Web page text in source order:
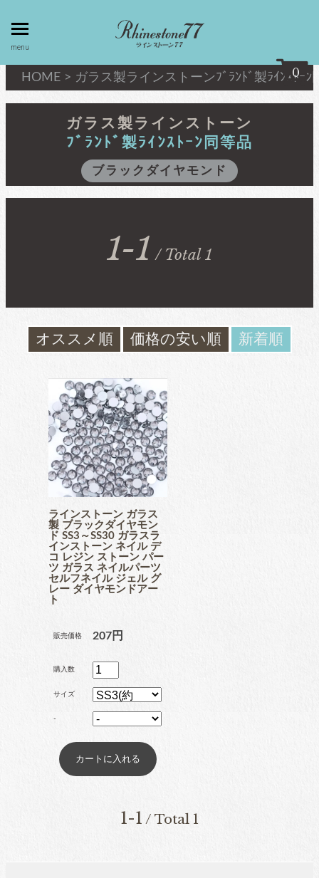
toggle
menu
menu
0
my page
マイページ
privacy
policy
個人情報取
扱
contact
blog
ブログ
linestone ラインストーン
キシリウスカット
最高級品質ﾗｲﾝｽﾄｰﾝ
ガラスラインストーン
ﾌﾞﾗﾝﾄﾞ製ﾗｲﾝｽﾄｰﾝ同等品
チャトン
ﾌﾞﾗﾝﾄﾞ製ﾗｲﾝｽﾄｰﾝ同等品
アクリルラインストーン
パールラインストーン
卸専用ラインストーン
納期4週間前後
pearl
HOME > ガラス製ラインストーンﾌﾞﾗﾝﾄﾞ製ﾗｲﾝｽﾄｰﾝ
ガラス製ラインストーン
ﾌﾞﾗﾝﾄﾞ製ﾗｲﾝｽﾄｰﾝ同等品
ブラックダイヤモンド
1-1 / Total 1
オススメ順 価格の安い順 新着順
ラインストーン ガラス
製 ブラックダイヤモン
ド SS3～SS30 ガラスラ
インストーン ネイル デ
コ レジン ストーン パー
ツ ガラス ネイルパーツ
セルフネイル ジェル グ
レー ダイヤモンドアー
ト
販売価格 207円
購入数
サイズ
-
1-1 / Total 1